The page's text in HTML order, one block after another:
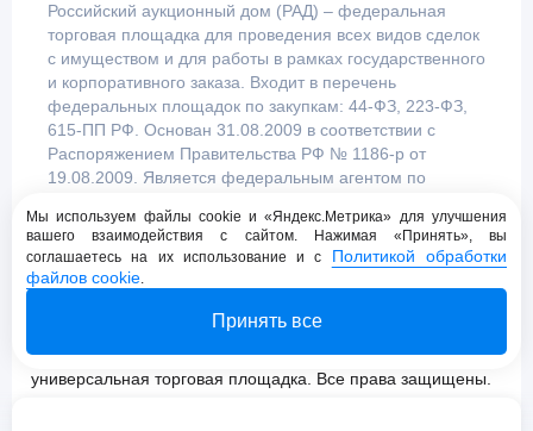
Российский аукционный дом (РАД) – федеральная
торговая площадка для проведения всех видов сделок
с имуществом и для работы в рамках государственного
и корпоративного заказа. Входит в перечень
федеральных площадок по закупкам: 44-ФЗ, 223-ФЗ,
615-ПП РФ. Основан 31.08.2009 в соответствии с
Распоряжением Правительства РФ № 1186-р от
19.08.2009. Является федеральным агентом по
Правительством Российской Федерации.
Политика конфиденциальности
© 2009 - 2026 АО «Российский аукционный дом»
универсальная торговая площадка. Все права защищены.
Мы используем файлы cookie и «Яндекс.Метрика» для улучшения
вашего взаимодействия с сайтом. Нажимая «Принять», вы
соглашаетесь на их использование и с Политикой обработки
файлов cookie.
Принять все